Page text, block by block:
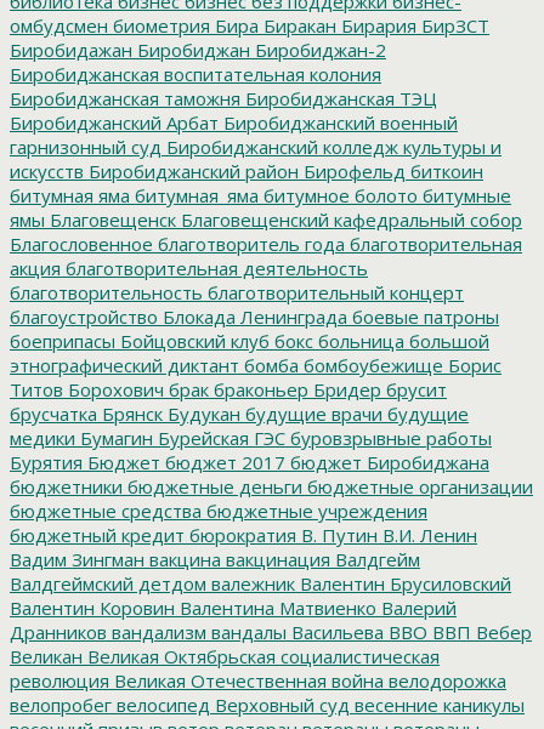
омбудсмен биометрия Бира Биракан Бирария БирЗСТ
Биробидажан Биробиджан Биробиджан-2
Биробиджанская воспитательная колония
Биробиджанская таможня Биробиджанская ТЭЦ
Биробиджанский Арбат Биробиджанский военный
гарнизонный суд Биробиджанский колледж культуры и
искусств Биробиджанский район Бирофельд биткоин
битумная яма битумная_яма битумное болото битумные
ямы Благовещенск Благовещенский кафедральный собор
Благословенное благотворитель года благотворительная
акция благотворительная деятельность
благотворительность благотворительный концерт
благоустройство Блокада Ленинграда боевые патроны
боеприпасы Бойцовский клуб бокс больница большой
этнографический диктант бомба бомбоубежище Борис
Титов Борохович брак браконьер Бридер брусит
брусчатка Брянск Будукан будущие врачи будущие
медики Бумагин Бурейская ГЭС буровзрывные работы
Бурятия Бюджет бюджет 2017 бюджет Биробиджана
бюджетники бюджетные деньги бюджетные организации
бюджетные средства бюджетные учреждения
бюджетный кредит бюрократия В. Путин В.И. Ленин
Вадим Зингман вакцина вакцинация Валдгейм
Валдгеймский детдом валежник Валентин Брусиловский
Валентин Коровин Валентина Матвиенко Валерий
Дранников вандализм вандалы Васильева ВВО ВВП Вебер
Великан Великая Октябрьская социалистическая
революция Великая Отечественная война велодорожка
велопробег велосипед Верховный суд весенние каникулы